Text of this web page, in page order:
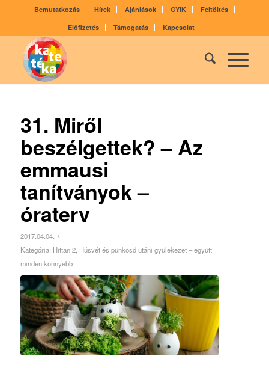
Bemutatkozás Hírek Ajánlások GYIK
Feltöltés
Előfizetés
Támogatás Kapcsolat
31. Miről
beszélgettek? – Az
emmausi
tanítványok –
óraterv
2017.04.04. /
Kategória: Hittan 2, Húsvét és pünkösd utáni gyülekezet – együtt
minden könnyebb